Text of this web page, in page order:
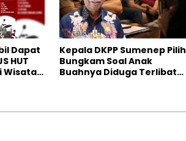
Dapat
HUT
Wisata
Kepala DKPP Sumenep Pilih
Bungkam Soal Anak
Buahnya Diduga Terlibat